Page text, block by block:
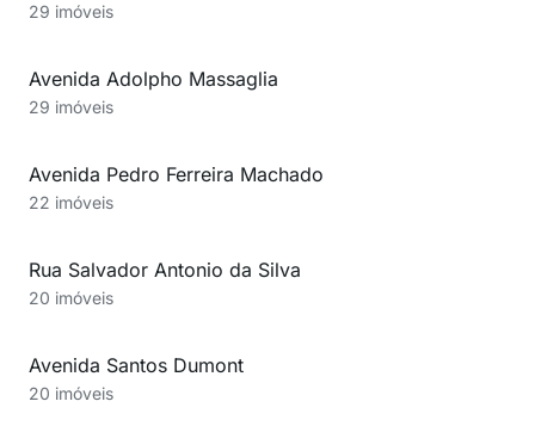
29 imóveis
Avenida Adolpho Massaglia
29 imóveis
Avenida Pedro Ferreira Machado
22 imóveis
Rua Salvador Antonio da Silva
20 imóveis
Avenida Santos Dumont
20 imóveis